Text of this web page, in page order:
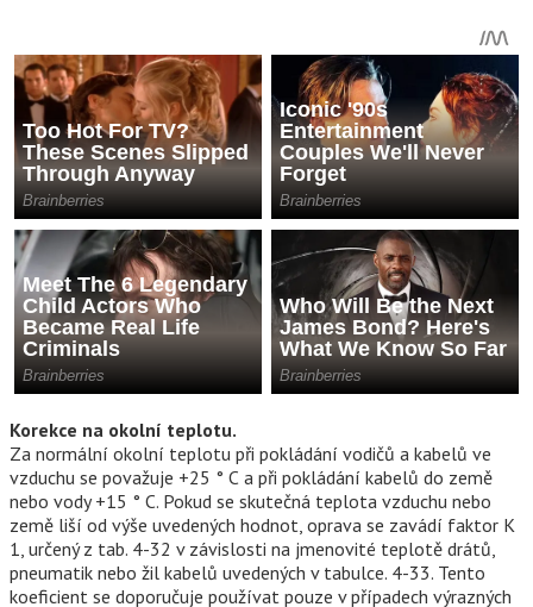
Korekce na okolní teplotu.
Za normální okolní teplotu při pokládání vodičů a kabelů ve
vzduchu se považuje +25 ° С a při pokládání kabelů do země
nebo vody +15 ° С. Pokud se skutečná teplota vzduchu nebo
země liší od výše uvedených hodnot, oprava se zavádí faktor K
1, určený z tab. 4-32 v závislosti na jmenovité teplotě drátů,
pneumatik nebo žil kabelů uvedených v tabulce. 4-33. Tento
koeficient se doporučuje používat pouze v případech výrazných